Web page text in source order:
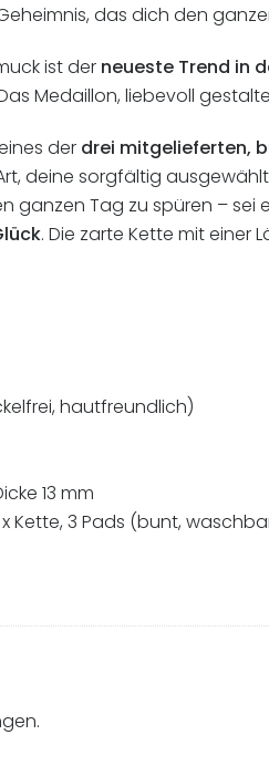
das dich den
ist der neueste Trend in
Medaillon, liebevoll
der drei mitgelieferten,
deine sorgfältig
ganzen Tag zu spüren – sei
. Die zarte Kette mit einer
hautfreundlich)
13 mm
x Kette, 3 Pads (bunt,